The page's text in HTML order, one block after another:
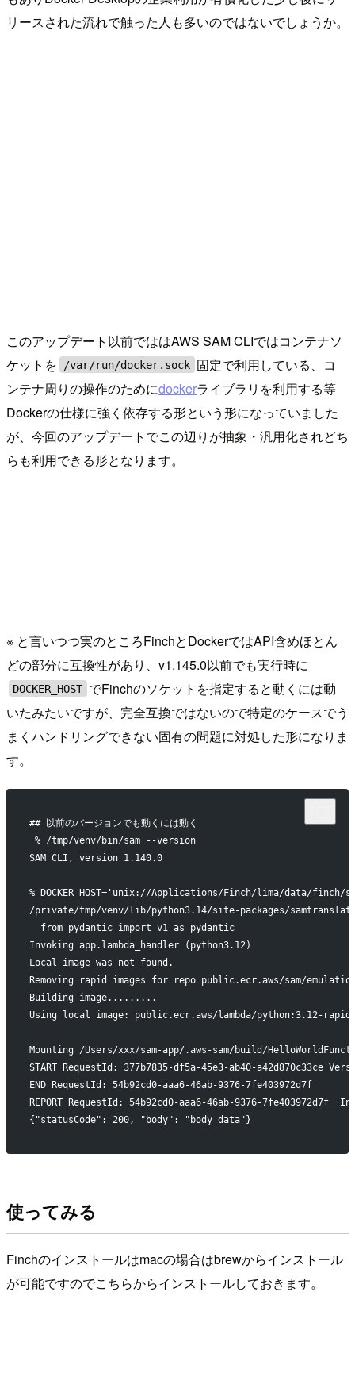
リースされた流れで触った人も多いのではないでしょうか。
このアップデート以前でははAWS SAM CLIではコンテナソ
ケットを
/var/run/docker.sock 固定で利用している、コ
ンテナ周りの操作のためにdockerライブラリを利用する等
Dockerの仕様に強く依存する形という形になっていました
が、今回のアップデートでこの辺りが抽象・汎用化されどち
らも利用できる形となります。
※ と言いつつ実のところFinchとDockerではAPI含めほとん
どの部分に互換性があり、v1.145.0以前でも実行時に
DOCKER_HOST でFinchのソケットを指定すると動くには動
いたみたいですが、完全互換ではないので特定のケースでう
まくハンドリングできない固有の問題に対処した形になりま
す。
## 以前のバージョンでも動くには動く
% /tmp/venv/bin/sam --version
SAM CLI, version 1.140.0
% DOCKER_HOST='unix://Applications/Finch/lima/data/
/private/tmp/venv/lib/python3.14/site-packages/
  from pydantic import v1 as pydantic
Invoking app.lambda_handler (python3.12)
Local image was not found.
Removing rapid images for repo public.ecr.aws/sam/
Building image.........
Using local image: public.ecr.aws/lambda/python:3.12-rapid-
Mounting /Users/xxx/sam-app/.aws-sam/build/
START RequestId: 377b7835-df5a-45e3-ab40-a42d870c33ce
END RequestId: 54b92cd0-aaa6-46ab-9376-7fe403972d7f
{"statusCode": 200, "body": "body_data"}
使ってみる
Finchのインストールはmacの場合はbrewからインストール
が可能ですのでこちらからインストールしておきます。